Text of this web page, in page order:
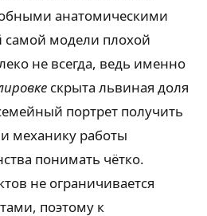
анатомическими
самой модели плохой
не всегда, ведь именно
скрыта львиная доля
портрет получить
механику работы
понимать чётко.
не ограничивается
поэтому к